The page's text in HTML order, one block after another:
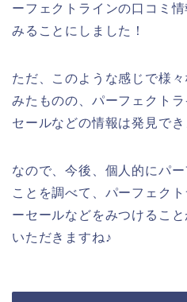
ーフェクトラインの口コミ
みることにしました！
ただ、このような感じで様
みたものの、パーフェクト
セールなどの情報は発見でき
なので、今後、個人的にパ
ことを調べて、パーフェク
ーセールなどをみつけるこ
いただきますね♪